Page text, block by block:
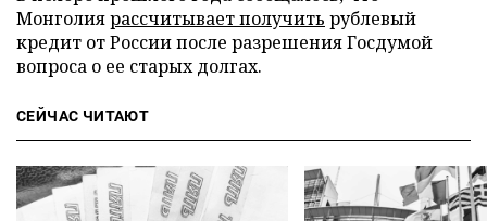
Монголиярассчитывает получить рублевый
кредит от России после разрешения Госдумой
вопроса о ее старых долгах.
СЕЙЧАС ЧИТАЮТ